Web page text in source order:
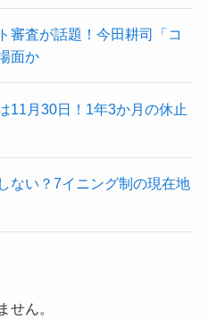
審査が話題！今田耕司「コ
面か
11月30日！1年3か月の休止
ない？7イニング制の現在地
せん。